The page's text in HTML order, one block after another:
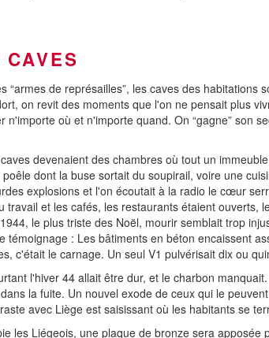
“armes de représailles”, les caves des
on revit des moments que l'on ne pensait plus
n'importe où et n'importe quand. On “gagne” son
devenaient des chambres où tout un
dont la buse sortait du soupirail, voire une
explosions et l'on écoutait à la radio le cœur
et les cafés, les restaurants étaient
le plus triste des Noël, mourir semblait trop
témoignage : Les bâtiments en béton encaissent
c'était le carnage. Un seul V1 pulvérisait dix ou
l'hiver 44 allait être dur, et le charbon manquait.
la fuite. Un nouvel exode de ceux qui le
avec Liège est saisissant où les habitants se
les Liégeois, une plaque de bronze sera